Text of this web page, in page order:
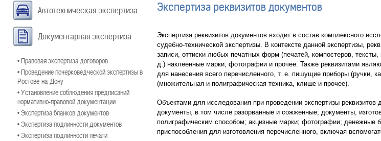
Автотехническая экспертиза
Документарная экспертиза
• Правовая экспертиза договоров
• Проведение почерковедческой экспертизы в
Ростове-на-Дону
• Установление соблюдения предписаний
нормативно-правовой документации
• Экспертиза бланков документов
• Экспертиза подлинности документов
• Экспертиза подлинности печати
Экспертиза реквизитов документов
Экспертиза реквизитов документов входит в состав комплексного
судебно-технической экспертизы. В контексте данной экспертизы,
записи, оттиски любых печатных форм (печатей, компостеров,
д.) наклеенные марки, фотографии и прочее. Также реквизитами
для нанесения всего перечисленного, т. е. пишущие приборы
(множительная и полиграфическая техника, клише и прочее).
Объектами для исследования при проведении экспертизы
документы, в том числе разорванные и сожженные; документы,
полиграфическим способом; акцизные марки; фотографии; денежные
приспособления для изготовления перечисленного, включая